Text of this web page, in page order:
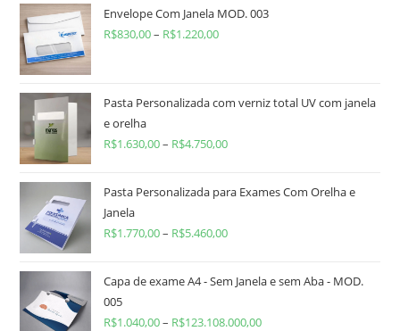
Envelope Com Janela MOD. 003
R$830,00– R$1.220,00
Pasta Personalizada com verniz total UV com janela
e orelha
R$1.630,00– R$4.750,00
Pasta Personalizada para Exames Com Orelha e
Janela
R$1.770,00– R$5.460,00
Capa de exame A4 - Sem Janela e sem Aba - MOD.
005
R$1.040,00– R$123.108.000,00